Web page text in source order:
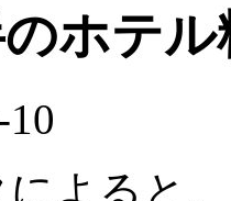
ホテ
よると